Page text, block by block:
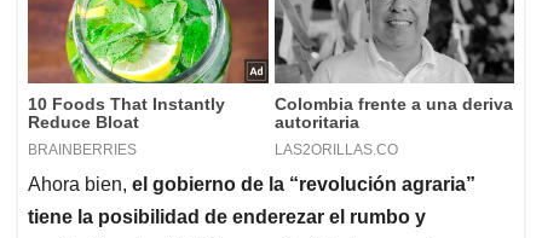
Ahora bien, el gobierno de la “revolución agraria”
tiene la posibilidad de enderezar el rumbo y